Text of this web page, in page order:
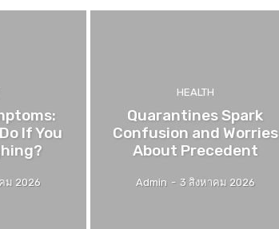
If You
ม 2026
HEALTH
Quarantines Spark
Confusion and Worries
About Precedent
Admin - 3 สิงหาคม 2026